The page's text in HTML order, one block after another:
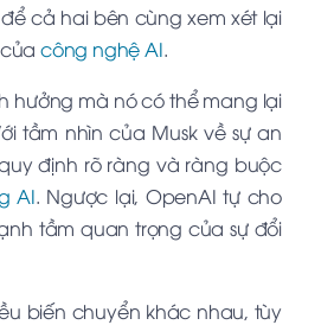
cả hai bên cùng xem xét lại
công nghệ AI.
hưởng mà nó có thể mang lại
tầm nhìn của Musk về sự an
định rõ ràng và ràng buộc
AI. Ngược lại, OpenAI tự cho
tầm quan trọng của sự đổi
biến chuyển khác nhau, tùy